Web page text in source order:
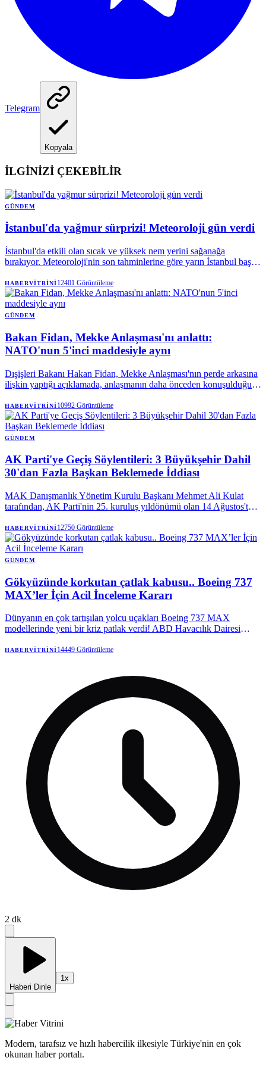
Telegram
Kopyala
İLGİNİZİ ÇEKEBİLİR
GÜNDEM
İstanbul'da yağmur sürprizi! Meteoroloji gün verdi
İstanbul'da etkili olan sıcak ve yüksek nem yerini sağanağa
bırakıyor. Meteoroloji'nin son tahminlerine göre yarın İstanbul başta
sağanak bekleniyor.
HABERVITRINI12401 Görüntüleme
GÜNDEM
Bakan Fidan, Mekke Anlaşması'nı anlattı:
NATO'nun 5'inci maddesiyle aynı
Dışişleri Bakanı Hakan Fidan, Mekke Anlaşması'nın perde arkasına
ilişkin yaptığı açıklamada, anlaşmanın daha önceden konuşulduğunu
sözlerini kullanarak, Mekke Ortak Savunma Anlaşması'nın teknik
olarak, NATO Antlaşması'nın kolektif savunmaya ilişkin 5.
maddesiyle aynı olduğunu söyledi.
HABERVITRINI10992 Görüntüleme
GÜNDEM
AK Parti'ye Geçiş Söylentileri: 3 Büyükşehir Dahil
30'dan Fazla Başkan Beklemede İddiası
MAK Danışmanlık Yönetim Kurulu Başkanı Mehmet Ali Kulat
tarafından, AK Parti'nin 25. kuruluş yıldönümü olan 14 Ağustos'ta,
fazla yerel yöneticinin partiye katılmak üzere sırada olduğu öne
sürüldü. Kulat, bu geçişlerin henüz netlik kazanmadığını da belirtti.
HABERVITRINI12750 Görüntüleme
GÜNDEM
Gökyüzünde korkutan çatlak kabusu.. Boeing 737
MAX’ler İçin Acil İnceleme Kararı
Dünyanın en çok tartışılan yolcu uçakları Boeing 737 MAX
modellerinde yeni bir kriz patlak verdi! ABD Havacılık Dairesi
alarm verdi.
HABERVITRINI14449 Görüntüleme
2 dk
Haberi Dinle
1x
Modern, tarafsız ve hızlı habercilik ilkesiyle Türkiye'nin en çok
okunan haber portalı.